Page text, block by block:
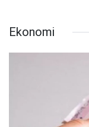
Ekonomi